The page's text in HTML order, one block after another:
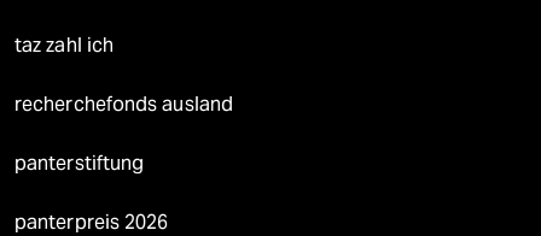
taz zahl ich
recherchefonds ausland
panterstiftung
panterpreis 2026